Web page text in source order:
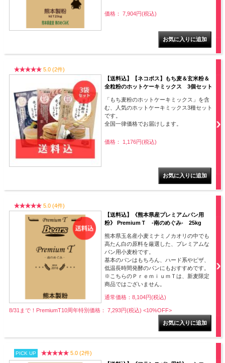
価格： 7,904円(税込)
5.0 (2件)
【送料込】【ネコポス】もち麦＆玄米粉＆
全粒粉のホットケーキミックス 3個セット
「もち麦粉のホットケーキミックス」を含
む、人気のホットケーキミックス3種セット
です。
全国一律価格でお届けします。
価格： 1,176円(税込)
5.0 (4件)
【送料込】《熊本県産プレミアムパン用
粉》 PremiumＴ -南のめぐみ- 25kg
熊本県玉名産小麦ミナミノカオリの中でも
高たん白の原料を厳選した、プレミアムな
パン用小麦粉です。
基本のパンはもちろん、ハード系やピザ、
低温長時間発酵のパンにもおすすめです。
※こちらのＰｒｅｍｉｕｍＴは、新麦限定
商品ではございません。
通常価格：8,104円(税込)
8/31まで！PremiumT10周年特別価格： 7,293円(税込) <10%OFF>
PICK UP
5.0 (2件)